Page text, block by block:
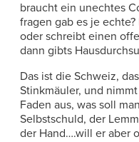
braucht ein unechtes
fragen gab es je
oder schreibt einen
dann gibts
Das ist die Schweiz,
Stinkmäuler, und
Faden aus, was soll
Selbstschuld, der
der Hand….will er aber